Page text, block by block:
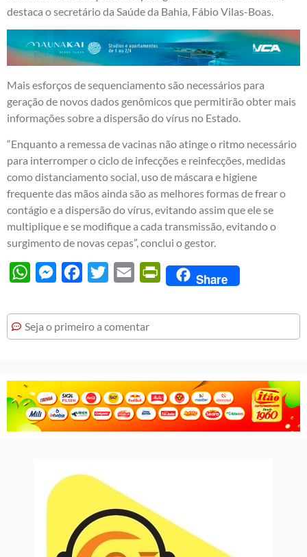
destaca o secretário da Saúde da Bahia, Fábio Vilas-Boas.
Mais esforços de sequenciamento são necessários para
geração de novos dados genômicos que permitirão obter mais
informações sobre a dispersão do vírus no Estado.
“Enquanto a remessa de vacinas não atinge o ritmo necessário
para interromper o ciclo de infecções e reinfecções, medidas
como distanciamento social, uso de máscara e higiene
frequente das mãos ainda são as melhores formas de frear o
contágio e a dispersão do vírus, evitando assim que ele se
multiplique e se modifique a cada transmissão, evitando o
surgimento de novas cepas”, conclui o gestor.
WhatsAppMessengerFacebook
Twitter Email PrintFriendly
Share
Seja o primeiro a comentar